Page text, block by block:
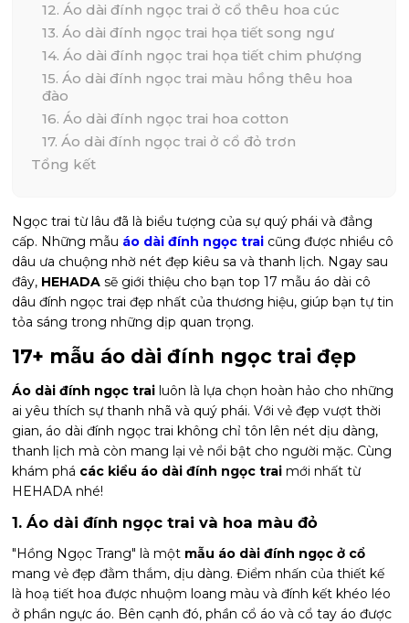
12. Áo dài đính ngọc trai ở cổ thêu hoa cúc
13. Áo dài đính ngọc trai họa tiết song ngư
14. Áo dài đính ngọc trai họa tiết chim phượng
15. Áo dài đính ngọc trai màu hồng thêu hoa
đào
16. Áo dài đính ngọc trai hoa cotton
17. Áo dài đính ngọc trai ở cổ đỏ trơn
Tổng kết
Ngọc trai từ lâu đã là biểu tượng của sự quý phái và đẳng
cấp. Những mẫu áo dài đính ngọc trai cũng được nhiều cô
dâu ưa chuộng nhờ nét đẹp kiêu sa và thanh lịch. Ngay sau
đây, HEHADA sẽ giới thiệu cho bạn top 17 mẫu áo dài cô
dâu đính ngọc trai đẹp nhất của thương hiệu, giúp bạn tự tin
tỏa sáng trong những dịp quan trọng.
17+ mẫu áo dài đính ngọc trai đẹp
Áo dài đính ngọc trai luôn là lựa chọn hoàn hảo cho những
ai yêu thích sự thanh nhã và quý phái. Với vẻ đẹp vượt thời
gian, áo dài đính ngọc trai không chỉ tôn lên nét dịu dàng,
thanh lịch mà còn mang lại vẻ nổi bật cho người mặc. Cùng
khám phá các kiểu áo dài đính ngọc trai mới nhất từ
HEHADA nhé!
1. Áo dài đính ngọc trai và hoa màu đỏ
"Hồng Ngọc Trang" là một mẫu áo dài đính ngọc ở cổ
mang vẻ đẹp đằm thắm, dịu dàng. Điểm nhấn của thiết kế
là hoạ tiết hoa được nhuộm loang màu và đính kết khéo léo
ở phần ngực áo. Bên cạnh đó, phần cổ áo và cổ tay áo được